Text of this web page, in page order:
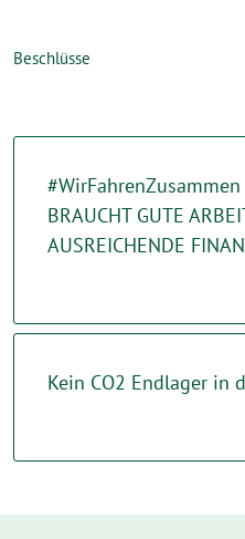
Beschlüsse
#WirFahrenZusammen
BRAUCHT GUTE
AUSREICHENDE
Kein CO2 Endlager in